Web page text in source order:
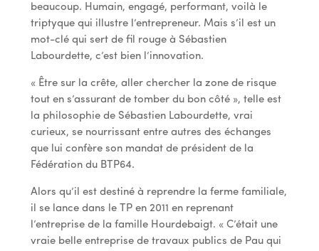
beaucoup. Humain, engagé, performant, voilà le
triptyque qui illustre l’entrepreneur. Mais s’il est un
mot-clé qui sert de fil rouge à Sébastien
Labourdette, c’est bien l’innovation.
« Être sur la crête, aller chercher la zone de risque
tout en s’assurant de tomber du bon côté », telle est
la philosophie de Sébastien Labourdette, vrai
curieux, se nourrissant entre autres des échanges
que lui confère son mandat de président de la
Fédération du BTP64.
Alors qu’il est destiné à reprendre la ferme familiale,
il se lance dans le TP en 2011 en reprenant
l’entreprise de la famille Hourdebaigt. « C’était une
vraie belle entreprise de travaux publics de Pau qui